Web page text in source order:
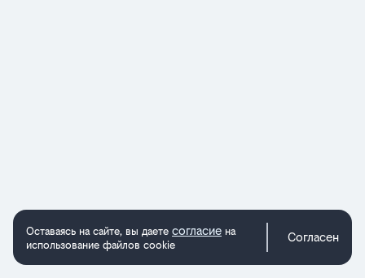
Оставаясь на сайте, вы даете согласие на
использование файлов cookie
Согласен